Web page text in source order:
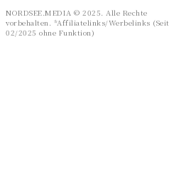
NORDSEE.MEDIA © 2025. Alle Rechte
vorbehalten. *Affiliatelinks/Werbelinks (Seit
02/2025 ohne Funktion)